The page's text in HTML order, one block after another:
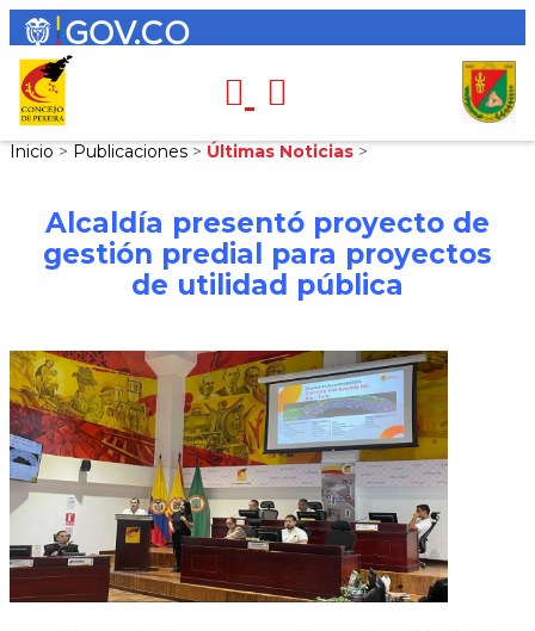
Inicio > Publicaciones > Últimas Noticias >
Alcaldía presentó proyecto de
gestión predial para proyectos
de utilidad pública